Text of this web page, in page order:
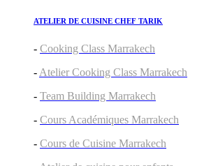
ATELIER DE CUISINE CHEF TARIK
- Cooking Class Marrakech
- Atelier Cooking Class Marrakech
- Team Building Marrakech
- Cours Académiques Marrakech
- Cours de Cuisine Marrakech